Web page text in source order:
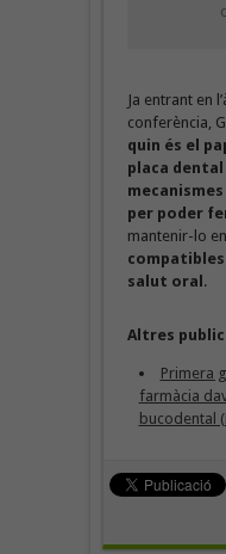
Ja entrant en
conferència,
quin és el
placa dental
per poder
mantenir-lo
salut oral .
Altres
Primera
farmàcia
bucodental